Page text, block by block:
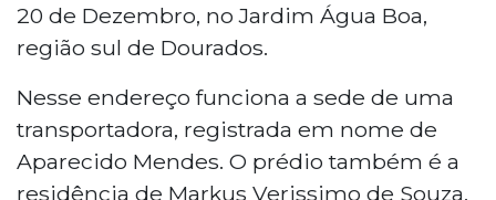
20 de Dezembro, no Jardim Água Boa,
região sul de Dourados.
Nesse endereço funciona a sede de uma
transportadora, registrada em nome de
Aparecido Mendes. O prédio também é a
residência de Markus Verissimo de Souza,